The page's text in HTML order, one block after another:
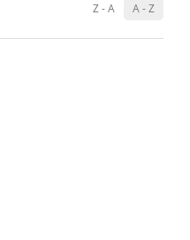
A - Z
Z - A